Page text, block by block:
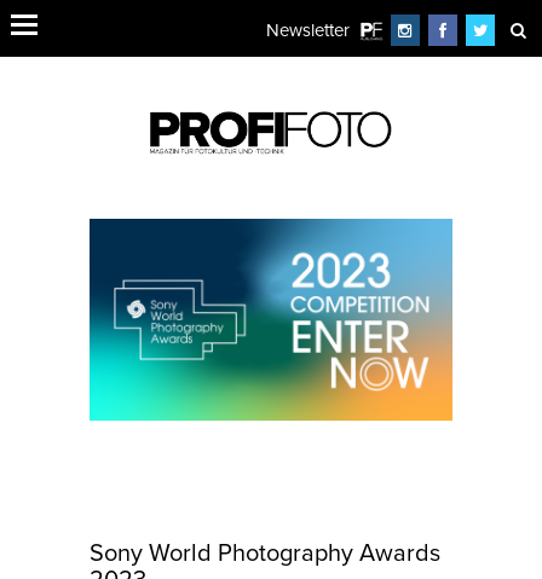
Newsletter
Sony World Photography Awards